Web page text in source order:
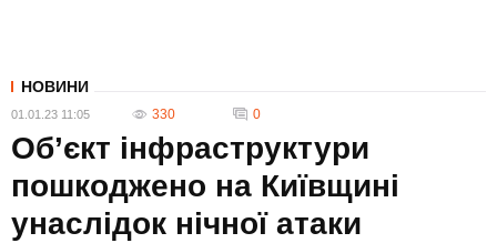
НОВИНИ
01.01.23 11:05 330 0
Об’єкт інфраструктури
пошкоджено на Київщині
унаслідок нічної атаки